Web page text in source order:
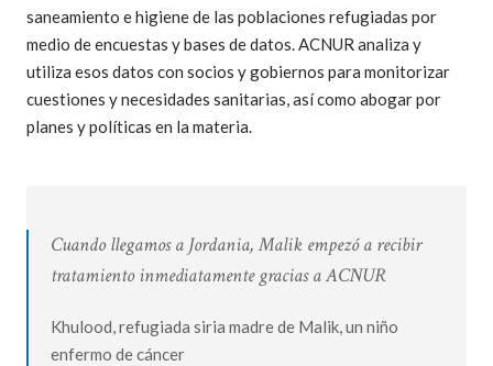
saneamiento e higiene de las poblaciones refugiadas por
medio de encuestas y bases de datos. ACNUR analiza y
utiliza esos datos con socios y gobiernos para monitorizar
cuestiones y necesidades sanitarias, así como abogar por
planes y políticas en la materia.
Cuando llegamos a Jordania, Malik empezó a recibir
tratamiento inmediatamente gracias a ACNUR
Khulood, refugiada siria madre de Malik, un niño
enfermo de cáncer